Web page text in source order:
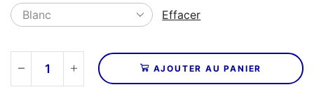
Effacer
quantité
de
AJOUTER AU PANIER